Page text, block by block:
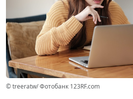
© treeratw/ Фотобанк 123RF.com